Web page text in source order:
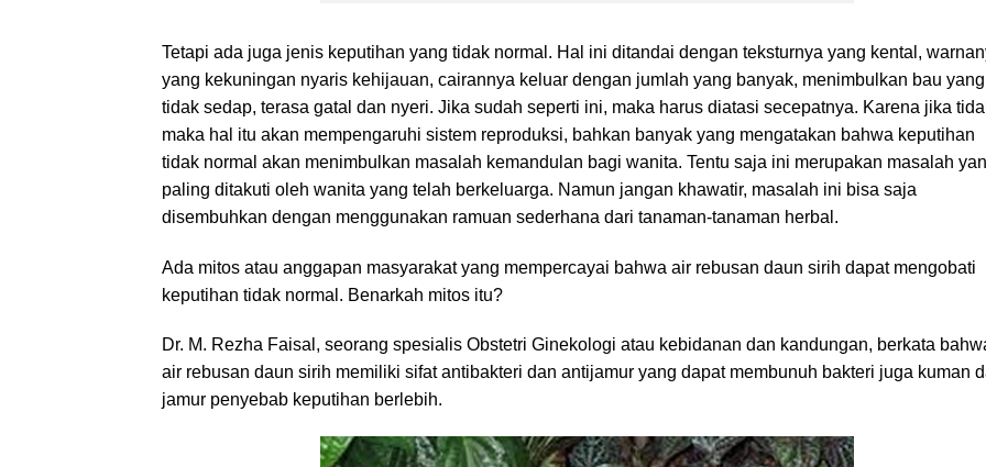
Tetapi ada juga jenis keputihan yang tidak normal. Hal ini ditandai dengan teksturnya yang kental,
yang kekuningan nyaris kehijauan, cairannya keluar dengan jumlah yang banyak, menimbulkan bau yang
tidak sedap, terasa gatal dan nyeri. Jika sudah seperti ini, maka harus diatasi secepatnya. Karena jika
maka hal itu akan mempengaruhi sistem reproduksi, bahkan banyak yang mengatakan bahwa keputihan
tidak normal akan menimbulkan masalah kemandulan bagi wanita. Tentu saja ini merupakan masalah
paling ditakuti oleh wanita yang telah berkeluarga. Namun jangan khawatir, masalah ini bisa saja
disembuhkan dengan menggunakan ramuan sederhana dari tanaman-tanaman herbal.
Ada mitos atau anggapan masyarakat yang mempercayai bahwa air rebusan daun sirih dapat mengobati
keputihan tidak normal. Benarkah mitos itu?
Dr. M. Rezha Faisal, seorang spesialis Obstetri Ginekologi atau kebidanan dan kandungan, berkata
air rebusan daun sirih memiliki sifat antibakteri dan antijamur yang dapat membunuh bakteri juga kuman
jamur penyebab keputihan berlebih.